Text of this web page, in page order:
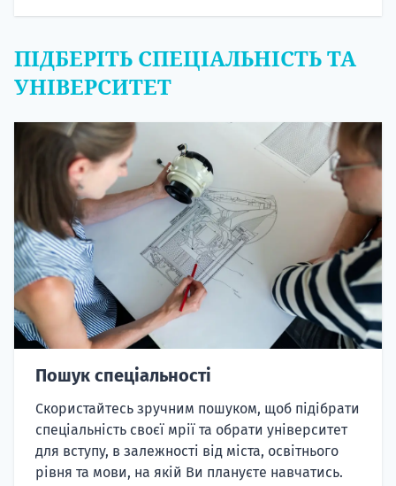
ПІДБЕРІТЬ СПЕЦІАЛЬНІСТЬ ТА
УНІВЕРСИТЕТ
Пошук спеціальності
Скористайтесь зручним пошуком, щоб підібрати
спеціальність своєї мрії та обрати університет
для вступу, в залежності від міста, освітнього
рівня та мови, на якій Ви плануєте навчатись.